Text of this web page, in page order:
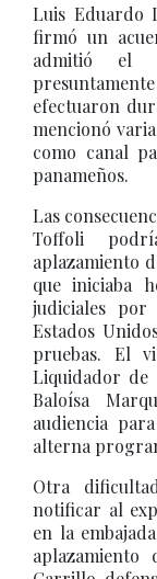
Luis Eduardo
firmó un
admitió el
efectuaron
mencionó
como canal
panameños.
Las
Toffoli
aplazamiento
que iniciaba
judiciales por
Estados
pruebas. El
Liquidador de
Baloísa
audiencia
alterna
Otra
notificar al
en la